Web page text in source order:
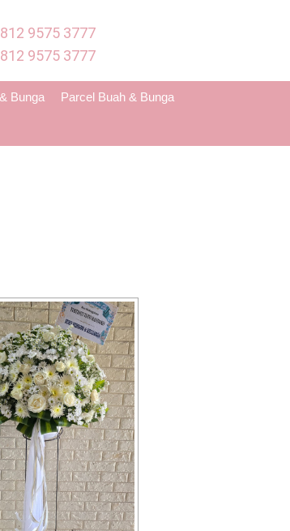
9575 3777
9575 3777
Bunga Parcel Buah & Bunga